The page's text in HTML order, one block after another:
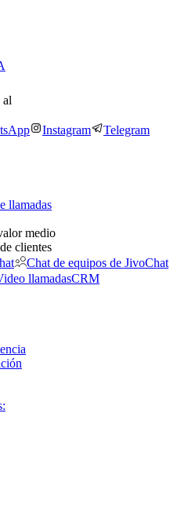
al
Instagram Telegram
llamadas
medio
clientes
Chat de equipos de JivoChat
llamadasCRM